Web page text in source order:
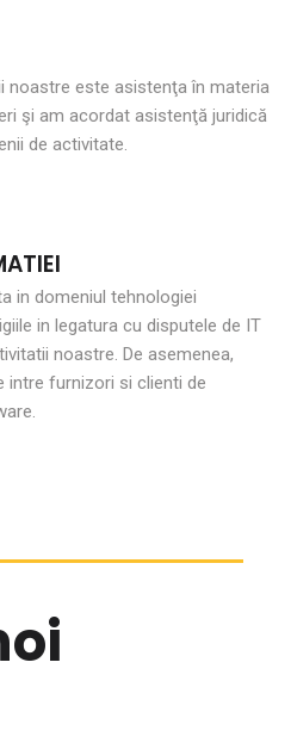
noastre este asistenţa în materia
şi am acordat asistenţă juridică
de activitate.
in domeniul tehnologiei
in legatura cu disputele de IT
noastre. De asemenea,
intre furnizori si clienti de